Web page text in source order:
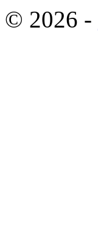
© 2026 -